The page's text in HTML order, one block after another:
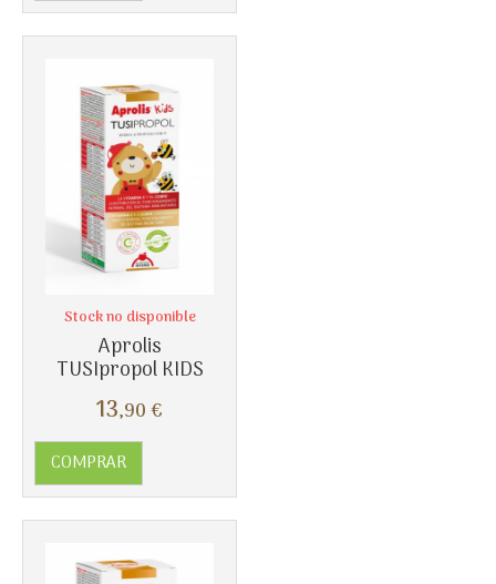
Aprolis
TUSIpropol KIDS
13,90 €
Stock no disponible
COMPRAR
Más info
Más info